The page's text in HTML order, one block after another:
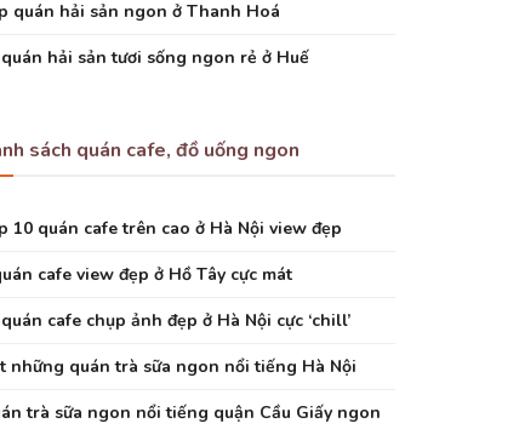
quán hải sản ngon ở Thanh Hoá
hải sản tươi sống ngon rẻ ở Huế
sách quán cafe, đồ uống ngon
10 quán cafe trên cao ở Hà Nội view đẹp
cafe view đẹp ở Hồ Tây cực mát
cafe chụp ảnh đẹp ở Hà Nội cực ‘chill’
những quán trà sữa ngon nổi tiếng Hà Nội
trà sữa ngon nổi tiếng quận Cầu Giấy ngon